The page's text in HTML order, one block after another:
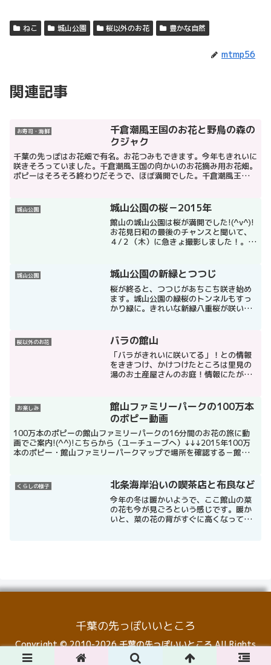
ねこ 城山公園 桜以外のお花 豊かな自然
mtmp56
関連記事
お寿司・海鮮
千倉潮風王国のお花と野鳥の森の
クジャク
千葉の先っぽはお花畑で有名。お花つみもできます。今年もきれいに
咲きそろっていました。千倉潮風王国の向かいのお花摘み用お花畑。
ポピーはそろそろ終わりだそうで、ほぼ満開でした。千倉潮風王国の
城山公園 城山公園の桜－2015年
館山の城山公園は桜が満開でした!(^v^)!
お花見日和の最後のチャンスと聞いて、
４/２（木）に急きょ撮影しました！。マ
城山公園 城山公園の新緑とつつじ
桜が終ると、つつじがあちこち咲き始め
ます。城山公園の緑桜のトンネルもすっ
かり緑に。きれいな新緑八重桜が咲いて
でいきます。館山の眺めが見えてきま
す。最近改修したのでとてもき...
桜以外のお花 バラの館山
「バラがきれいに咲いてる」！との情報
をききつけ、かけつけたところは里見の
湯のお土産屋さんのお庭！情報にたがわ
お楽しみ
館山ファミリーパークの100万本
のポピー動画
100万本のポピーの館山ファミリーパークの16分間のお花の旅に動
画でご案内!(^^)!こちらから（ユーチューブへ）↓↓↓2015年100万
本のポピー・館山ファミリーパークマップで場所を確認する－館山フ
くらしの様子 北条海岸沿いの喫茶店と布良など
今年の冬は暖かいようで、ここ館山の菜
の花も今が見ごろという感じです。暖か
いと、菜の花の背がすぐに高くなって倒
千葉の先っぽいいところ
Copyright © 2010-2026 千葉の先っぽいいところ All Rights
Reserved.